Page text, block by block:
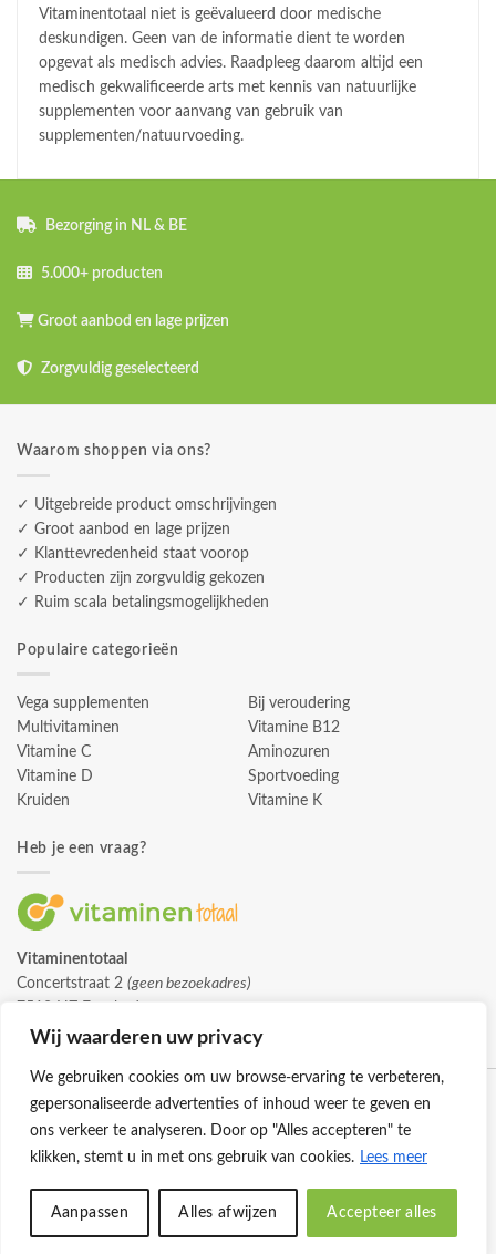
Wij waarderen uw privacy
We gebruiken cookies om uw browse-ervaring te verbeteren,
gepersonaliseerde advertenties of inhoud weer te geven en
ons verkeer te analyseren. Door op "Alles accepteren" te
klikken, stemt u in met ons gebruik van cookies. Lees meer
Aanpassen Alles afwijzen Accepteer alles
Vitaminentotaal niet is geëvalueerd door medische
deskundigen. Geen van de informatie dient te worden
opgevat als medisch advies. Raadpleeg daarom altijd een
medisch gekwalificeerde arts met kennis van natuurlijke
supplementen voor aanvang van gebruik van
supplementen/natuurvoeding.
Bezorging in NL & BE
5.000+ producten
Groot aanbod en lage prijzen
Zorgvuldig geselecteerd
Waarom shoppen via ons?
✓ Uitgebreide product omschrijvingen
✓ Groot aanbod en lage prijzen
✓ Klanttevredenheid staat voorop
✓ Producten zijn zorgvuldig gekozen
✓ Ruim scala betalingsmogelijkheden
Populaire categorieën
Vega supplementen
Multivitaminen
Vitamine C
Vitamine D
Kruiden
Bij veroudering
Vitamine B12
Aminozuren
Sportvoeding
Vitamine K
Heb je een vraag?
Vitaminentotaal
Concertstraat 2 (geen bezoekadres)
info@vitaminentotaal.nl
© 2026 -Vitaminentotaal.nl